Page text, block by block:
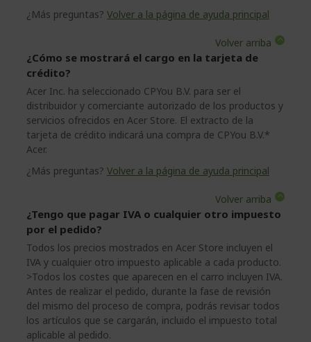
¿Más preguntas? Volver a la página de ayuda principal
Volver arriba
¿Cómo se mostrará el cargo en la tarjeta de
crédito?
Acer Inc. ha seleccionado CPYou B.V. para ser el
distribuidor y comerciante autorizado de los productos y
servicios ofrecidos en Acer Store. El extracto de la
tarjeta de crédito indicará una compra de CPYou B.V.*
Acer.
¿Más preguntas? Volver a la página de ayuda principal
Volver arriba
¿Tengo que pagar IVA o cualquier otro impuesto
por el pedido?
Todos los precios mostrados en Acer Store incluyen el
IVA y cualquier otro impuesto aplicable a cada producto.
>Todos los costes que aparecen en el carro incluyen IVA.
Antes de realizar el pedido, durante la fase de revisión
del mismo del proceso de compra, podrás revisar todos
los artículos que se cargarán, incluido el impuesto total
aplicable al pedido.